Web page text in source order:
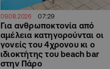
09.08.2026 07:29
Για ανθρωποκτονία από
αμέλεια κατηγορούνται οι
γονείς του 4χρονου κι ο
ιδιοκτήτης του beach bar
στην Πάρο